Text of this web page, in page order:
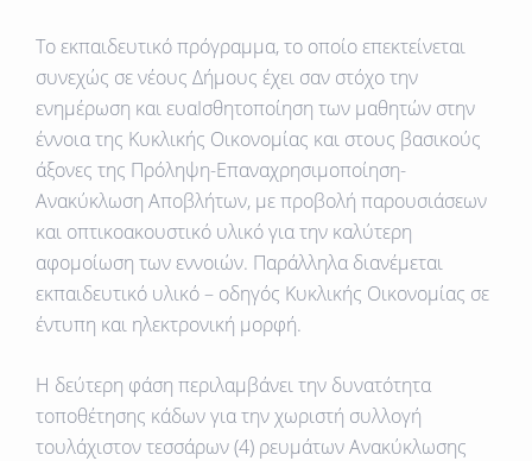
Το εκπαιδευτικό πρόγραμμα, το οποίο επεκτείνεται
συνεχώς σε νέους Δήμους έχει σαν στόχο την
ενημέρωση και ευαΙσθητοποίηση των μαθητών στην
έννοια της Κυκλικής Οικονομίας και στους βασικούς
άξονες της Πρόληψη-Επαναχρησιμοποίηση-
Ανακύκλωση Αποβλήτων, με προβολή παρουσιάσεων
και οπτικοακουστικό υλικό για την καλύτερη
αφομοίωση των εννοιών. Παράλληλα διανέμεται
εκπαιδευτικό υλικό – οδηγός Κυκλικής Οικονομίας σε
έντυπη και ηλεκτρονική μορφή.
Η δεύτερη φάση περιλαμβάνει την δυνατότητα
τοποθέτησης κάδων για την χωριστή συλλογή
τουλάχιστον τεσσάρων (4) ρευμάτων Ανακύκλωσης